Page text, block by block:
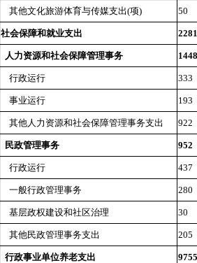
其他文化旅游体育与传媒支出(项) 50
社会保障和就业支出
人力资源和社会保障管理事务 1448
行政运行 333
事业运行 193
其他人力资源和社会保障管理事务支出 922
民政管理事务 952
行政运行 437
一般行政管理事务 280
基层政权建设和社区治理 30
其他民政管理事务支出 205
行政事业单位养老支出 9755